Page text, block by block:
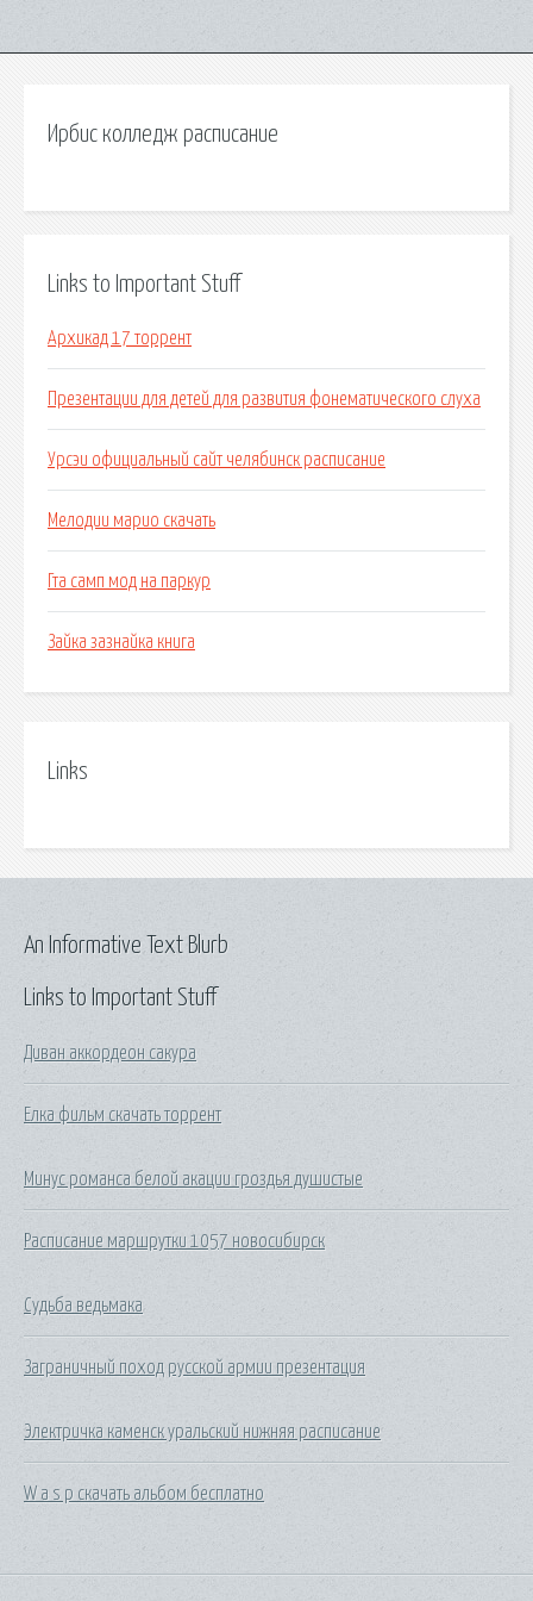
Ирбис колледж расписание
Links to Important Stuff
Архикад 17 торрент
Презентации для детей для развития фонематического слуха
Урсэи официальный сайт челябинск расписание
Мелодии марио скачать
Гта самп мод на паркур
Зайка зазнайка книга
Links
Links to Important Stuff
Диван аккордеон сакура
Елка фильм скачать торрент
Минус романса белой акации гроздья душистые
Расписание маршрутки 1057 новосибирск
Судьба ведьмака
Заграничный поход русской армии презентация
Электричка каменск уральский нижняя расписание
W a s p скачать альбом бесплатно
An Informative Text Blurb